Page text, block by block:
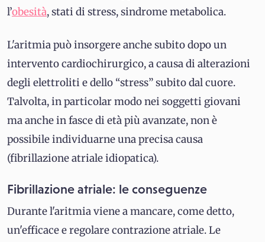
l’obesità, stati di stress, sindrome metabolica.
L'aritmia può insorgere anche subito dopo un
intervento cardiochirurgico, a causa di alterazioni
degli elettroliti e dello “stress” subito dal cuore.
Talvolta, in particolar modo nei soggetti giovani
ma anche in fasce di età più avanzate, non è
possibile individuarne una precisa causa
(fibrillazione atriale idiopatica).
Fibrillazione atriale: le conseguenze
Durante l'aritmia viene a mancare, come detto,
un'efficace e regolare contrazione atriale. Le